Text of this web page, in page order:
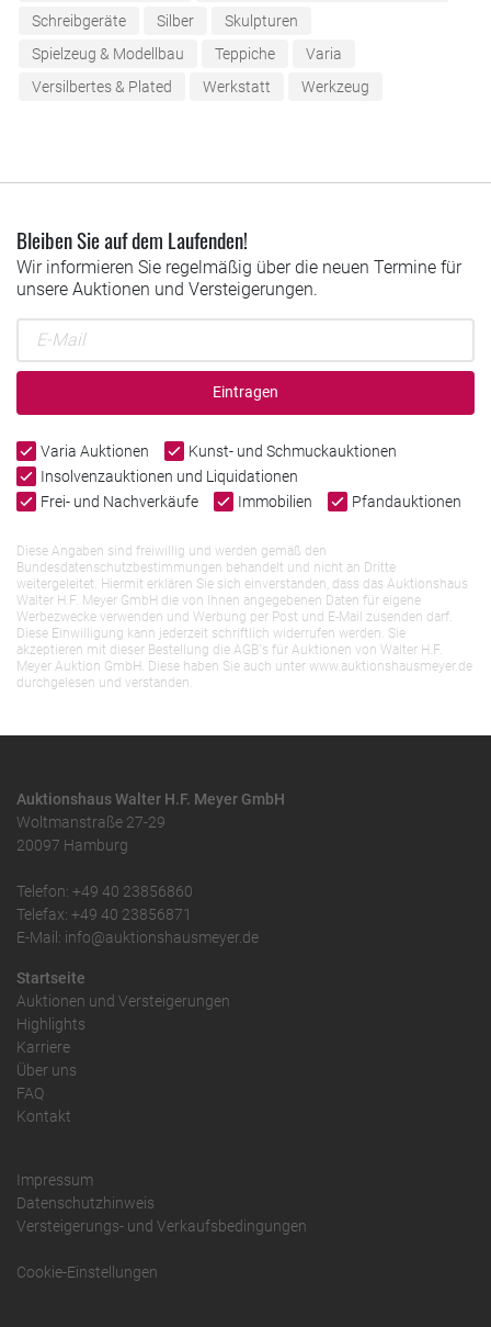
Schreibgeräte
Silber
Skulpturen
Spielzeug & Modellbau
Teppiche
Varia
Versilbertes & Plated
Werkstatt Werkzeug
Bleiben Sie auf dem Laufenden!
Wir informieren Sie regelmäßig über die neuen Termine für
unsere Auktionen und Versteigerungen.
Eintragen
Varia Auktionen
Kunst- und Schmuckauktionen
Insolvenzauktionen und Liquidationen
Frei- und Nachverkäufe
Immobilien Pfandauktionen
Diese Angaben sind freiwillig und werden gemäß den
Bundesdatenschutzbestimmungen behandelt und nicht an Dritte
weitergeleitet. Hiermit erklären Sie sich einverstanden, dass das Auktionshaus
Walter H.F. Meyer GmbH die von Ihnen angegebenen Daten für eigene
Werbezwecke verwenden und Werbung per Post und E-Mail zusenden darf.
Diese Einwilligung kann jederzeit schriftlich widerrufen werden. Sie
akzeptieren mit dieser Bestellung die AGB`s für Auktionen von Walter H.F.
Meyer Auktion GmbH. Diese haben Sie auch unter www.auktionshausmeyer.de
durchgelesen und verstanden.
Auktionshaus Walter H.F. Meyer GmbH
Woltmanstraße 27-29
20097 Hamburg
Telefon: +49 40 23856860
Telefax: +49 40 23856871
E-Mail: info@auktionshausmeyer.de
Startseite
Auktionen und Versteigerungen
Highlights
Karriere
Über uns
FAQ
Kontakt
Impressum
Datenschutzhinweis
Versteigerungs- und Verkaufsbedingungen
Cookie-Einstellungen